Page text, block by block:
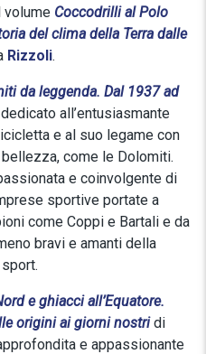
volume Coccodrilli al Polo
del clima della Terra dalle
Rizzoli.
da leggenda. Dal 1937 ad
all’entusiasmante
e al suo legame con
come le Dolomiti.
e coinvolgente di
sportive portate a
come Coppi e Bartali e da
bravi e amanti della
e ghiacci all’Equatore.
origini ai giorni nostri di
e appassionante